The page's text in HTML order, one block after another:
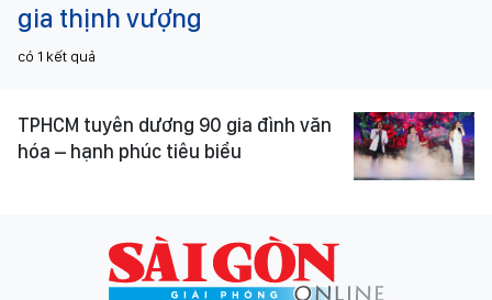
gia thịnh vượng
có 1 kết quả
TPHCM tuyên dương 90 gia đình văn
hóa – hạnh phúc tiêu biểu